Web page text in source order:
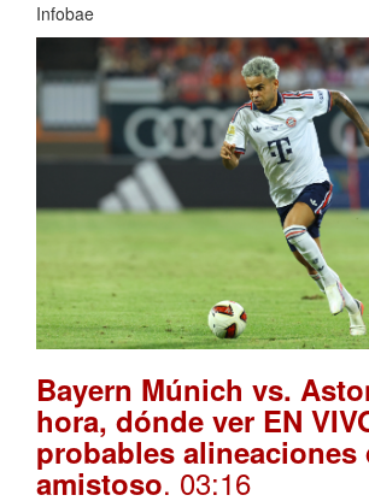
Infobae
Bayern Múnich vs.
hora, dónde ver EN
probables alineaciones
amistoso. 03:16